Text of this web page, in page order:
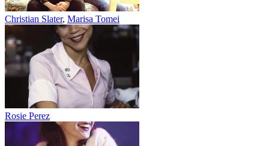
Christian Slater, Marisa Tomei
Rosie Perez